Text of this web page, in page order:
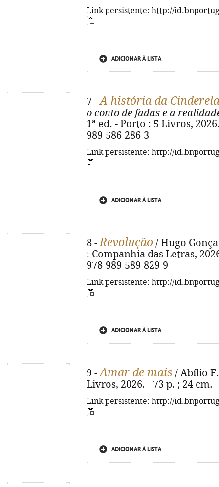
Link persistente: http://
ADICIONAR À LISTA
7 -A história da
o conto de fadas e a
1ª ed. - Porto : 5 Livros,
989-586-286-3
Link persistente: http://
ADICIONAR À LISTA
8 -Revolução / Hugo
: Companhia das Letras,
978-989-589-829-9
Link persistente: http://
ADICIONAR À LISTA
9 -Amar de mais / Abílio
Livros, 2026. - 73 p. ; 24 cm.
Link persistente: http://
ADICIONAR À LISTA